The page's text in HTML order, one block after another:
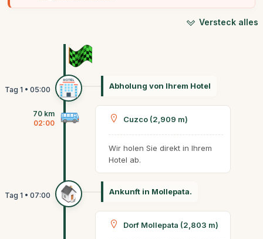
Versteck alles
Abholung von Ihrem Hotel
70 km
02:00
Cuzco (2,909 m)
Wir holen Sie direkt in Ihrem
Hotel ab.
Ankunft in Mollepata.
Dorf Mollepata (2,803 m)